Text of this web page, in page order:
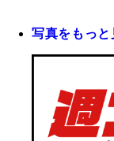
写真をもっと